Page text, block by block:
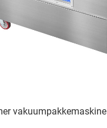
vakuumpakkemaskine